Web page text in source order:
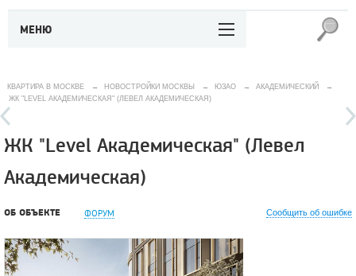
МЕНЮ
КВАРТИРА В МОСКВЕ → НОВОСТРОЙКИ МОСКВЫ → ЮЗАО → АКАДЕМИЧЕСКИЙ
→
ЖК "LEVEL АКАДЕМИЧЕСКАЯ" (ЛЕВЕЛ АКАДЕМИЧЕСКАЯ)
ЖК "Level Академическая" (Левел
Академическая)
ОБ ОБЪЕКТЕ ФОРУМ Сообщить об ошибке